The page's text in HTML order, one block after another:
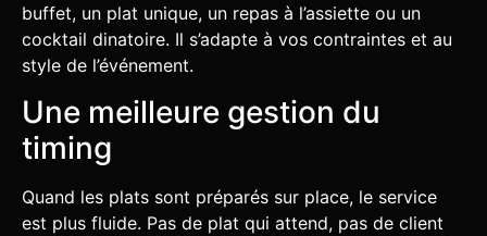
buffet, un plat unique, un repas à l’assiette ou un
cocktail dinatoire. Il s’adapte à vos contraintes et au
style de l’événement.
Une meilleure gestion du
timing
Quand les plats sont préparés sur place, le service
est plus fluide. Pas de plat qui attend, pas de client